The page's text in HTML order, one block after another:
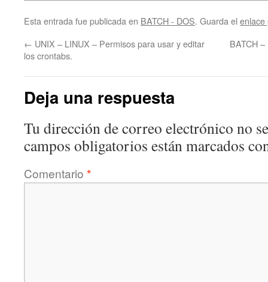
Esta entrada fue publicada en BATCH - DOS. Guarda el enlace
← UNIX – LINUX – Permisos para usar y editar
los crontabs.
BATCH
Deja una respuesta
Tu dirección de correo electrónico no
campos obligatorios están marcados
Comentario *